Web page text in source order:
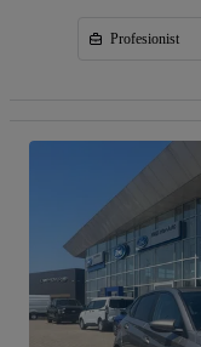
Profesionist